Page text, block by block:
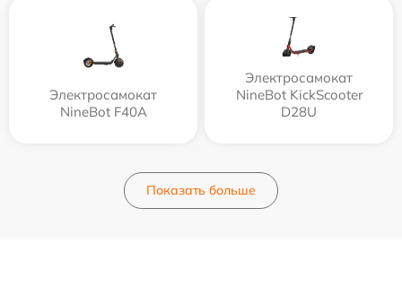
Электросамокат
NineBot F40A
Электросамокат
NineBot KickScooter
D28U
Показать больше